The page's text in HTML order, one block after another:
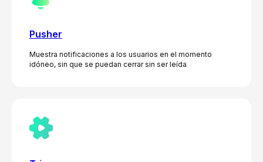
Pusher
Muestra notificaciones a los usuarios en el momento
idóneo, sin que se puedan cerrar sin ser leída